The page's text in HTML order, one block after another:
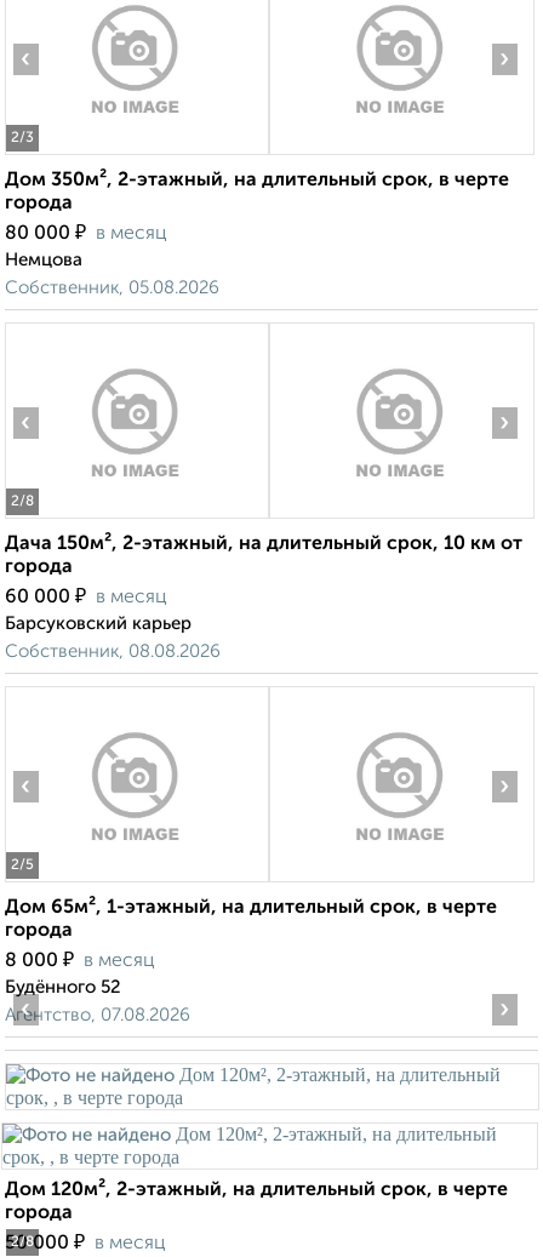
2/3
‹ ›
Дом 350м², 2-этажный, на длительный срок, в черте
города
80 000 ₽ в месяц
Немцова
Собственник, 05.08.2026
2/8
‹ ›
Дача 150м², 2-этажный, на длительный срок, 10 км от
города
60 000 ₽ в месяц
Барсуковский карьер
Собственник, 08.08.2026
2/5
‹ ›
Дом 65м², 1-этажный, на длительный срок, в черте
города
8 000 ₽ в месяц
Будённого 52
Агентство, 07.08.2026
2/8
‹ ›
Дом 120м², 2-этажный, на длительный срок, в черте
города
50 000 ₽ в месяц